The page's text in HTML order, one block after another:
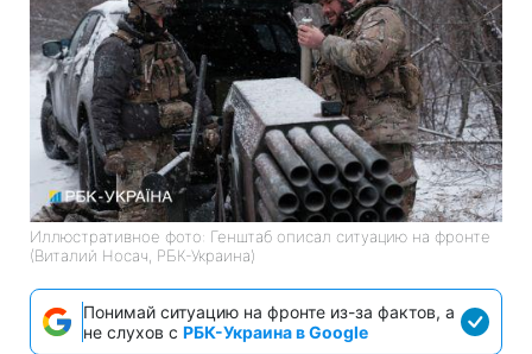
Иллюстративное фото: Генштаб описал ситуацию на фронте
(Виталий Носач, РБК-Украина)
Понимай ситуацию на фронте из-за фактов, а
не слухов с РБК-Украина в Google